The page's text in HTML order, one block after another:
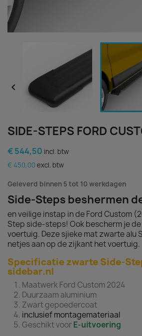

SIDE-STEPS FORD
€ 544,50 incl. btw
€ 450,00 excl. btw
Geleverd binnen 5 tot 10 werkdagen
Side-Steps beshermen
en veilige instap in de Ford Custom
Step side-steps! Ook bescherm je
voertuig. Deze sjieke mat zwarte alu
netjes aan op de zijkant het voertuig.
Specificatie zwarte Side-
sidebar.nl
Maatwerk Ford Custom 2024
Duurzaam aluminium
Zwart gepoedercoat
inclusief montagemateriaal
Geschikt voorE-uitvoering